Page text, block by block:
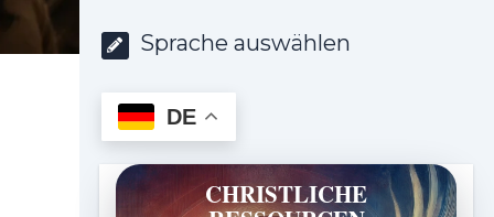
Sprache auswählen
DE
CHRISTLICHE